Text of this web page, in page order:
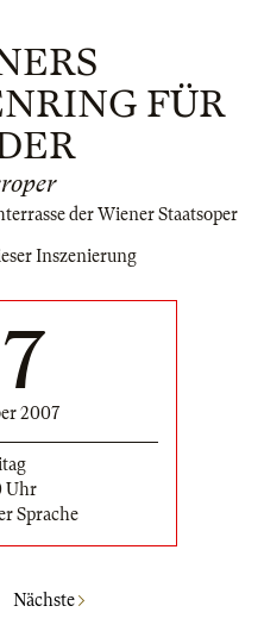
FÜR
der Wiener Staatsoper
Inszenierung
2007
Uhr
Sprache
Nächste